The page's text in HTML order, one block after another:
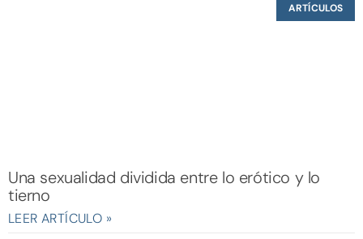
ARTÍCULOS
Una sexualidad dividida entre lo erótico y lo
tierno
LEER ARTÍCULO »